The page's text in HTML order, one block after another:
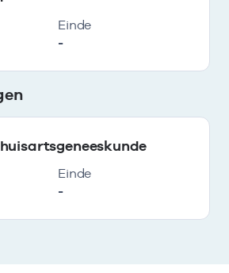
Einde
-
Einde
-